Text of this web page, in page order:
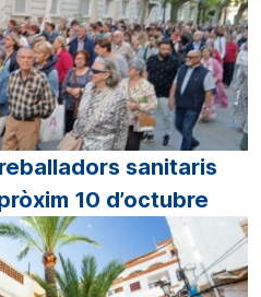
sanitaris
10 d’octubre